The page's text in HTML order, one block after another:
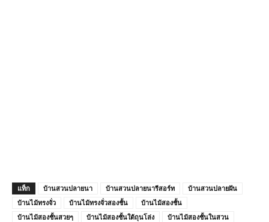
แท็ก บ้านสวนปลายนา บ้านสวนปลายนารีสอร์ท
บ้านสวนปลายฝัน
บ้านไม้ทรงจั่ว
บ้านไม้ทรงจั่วสองชั้น
บ้านไม้สองชั้น
บ้านไม้สองชั้นสวยๆ
บ้านไม้สองชั้นใต้ถุนโล่ง บ้านไม้สองชั้นในสวน